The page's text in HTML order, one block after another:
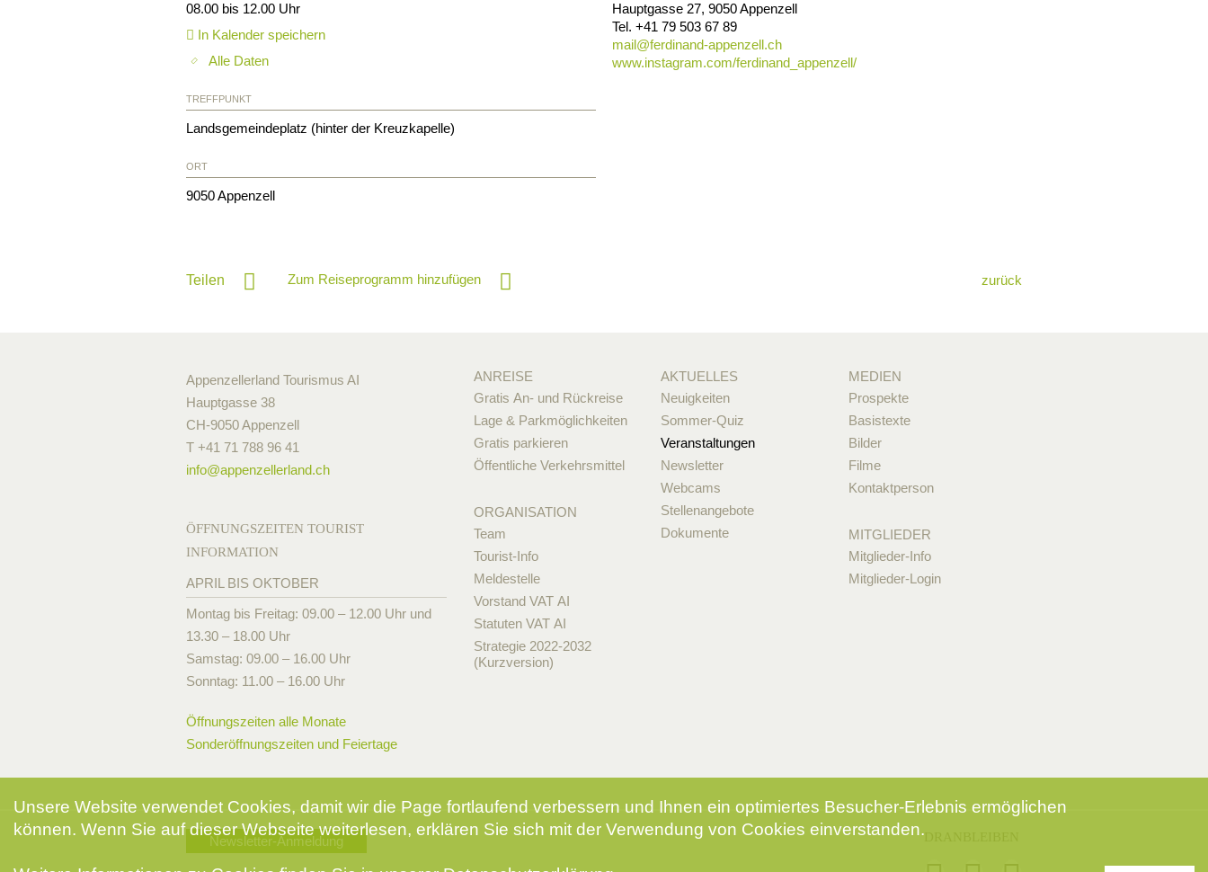
08.00 bis 12.00 Uhr
In Kalender speichern
Alle Daten
TREFFPUNKT
Landsgemeindeplatz (hinter der Kreuzkapelle)
ORT
9050Appenzell
Hauptgasse 27,9050Appenzell
Tel. +41 79 503 67 89
mail@ferdinand-appenzell.ch
www.instagram.com/ferdinand_appenzell/
Teilen Zum Reiseprogramm hinzufügen zurück
Appenzellerland Tourismus AI
Hauptgasse 38
CH-9050 Appenzell
T +41 71 788 96 41
info@appenzellerland.ch
ÖFFNUNGSZEITEN TOURIST
INFORMATION
APRIL BIS OKTOBER
Montag bis Freitag: 09.00 – 12.00 Uhr und
13.30 – 18.00 Uhr
Samstag: 09.00 – 16.00 Uhr
Sonntag: 11.00 – 16.00 Uhr
Öffnungszeiten alle Monate
Sonderöffnungszeiten und Feiertage
ANREISE
Gratis An- und Rückreise
Lage & Parkmöglichkeiten
Gratis parkieren
Öffentliche Verkehrsmittel
ORGANISATION
Team
Tourist-Info
Meldestelle
Vorstand VAT AI
Statuten VAT AI
Strategie 2022-2032
(Kurzversion)
AKTUELLES
Neuigkeiten
Sommer-Quiz
Veranstaltungen
Newsletter
Webcams
Stellenangebote
Dokumente
MEDIEN
Prospekte
Basistexte
Bilder
Filme
Kontaktperson
MITGLIEDER
Mitglieder-Info
Mitglieder-Login
Newsletter-Anmeldung
Unsere Website verwendet Cookies, damit wir die Page fortlaufend verbessern und Ihnen ein optimiertes Besucher-Erlebnis ermöglichen
können. Wenn Sie auf dieser Webseite weiterlesen, erklären Sie sich mit der Verwendung von Cookies einverstanden.